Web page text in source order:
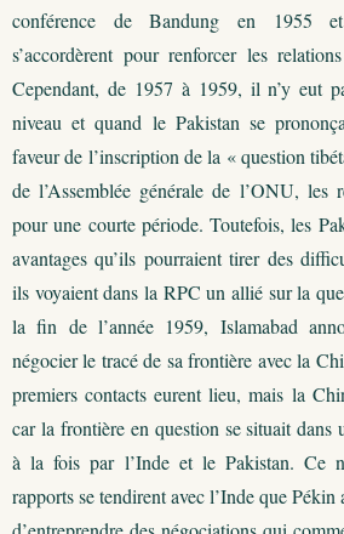
conférence de Bandung en 1955
s’accordèrent pour renforcer les
Cependant, de 1957 à 1959, il n’y eut
niveau et quand le Pakistan se
faveur de l’inscription de la « question
de l’Assemblée générale de l’ONU, les
pour une courte période. Toutefois, les
avantages qu’ils pourraient tirer des
ils voyaient dans la RPC un allié sur la
la fin de l’année 1959, Islamabad
négocier le tracé de sa frontière avec la
premiers contacts eurent lieu, mais la
car la frontière en question se situait dans
à la fois par l’Inde et le Pakistan. Ce
rapports se tendirent avec l’Inde que